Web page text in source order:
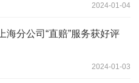
2024-01-04
海分公司“直赔”服务获好评
2024-01-03